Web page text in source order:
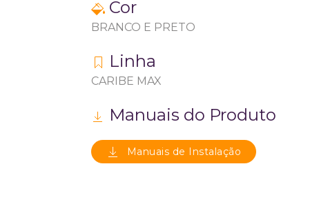
Cor
BRANCO E PRETO
Linha
CARIBE MAX
Manuais do Produto
Manuais de Instalação